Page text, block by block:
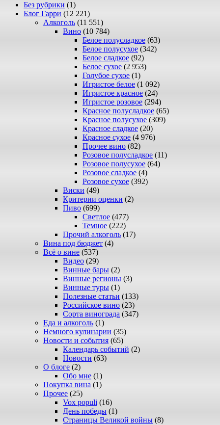
Без рубрики (1)
Блог Гарри (12 221)
Алкоголь (11 551)
Вино (10 784)
Белое полусладкое (63)
Белое полусухое (342)
Белое сладкое (92)
Белое сухое (2 953)
Голубое сухое (1)
Игристое белое (1 092)
Игристое красное (24)
Игристое розовое (294)
Красное полусладкое (65)
Красное полусухое (309)
Красное сладкое (20)
Красное сухое (4 976)
Прочее вино (82)
Розовое полусладкое (11)
Розовое полусухое (64)
Розовое сладкое (4)
Розовое сухое (392)
Виски (49)
Критерии оценки (2)
Пиво (699)
Светлое (477)
Темное (222)
Прочий алкоголь (17)
Вина под бюджет (4)
Всё о вине (537)
Видео (29)
Винные бары (2)
Винные регионы (3)
Винные туры (1)
Полезные статьи (133)
Российское вино (23)
Сорта винограда (347)
Еда и алкоголь (1)
Немного кулинарии (35)
Новости и события (65)
Календарь событий (2)
Новости (63)
О блоге (2)
Обо мне (1)
Покупка вина (1)
Прочее (25)
Vox populi (16)
День победы (1)
Страницы Великой войны (8)